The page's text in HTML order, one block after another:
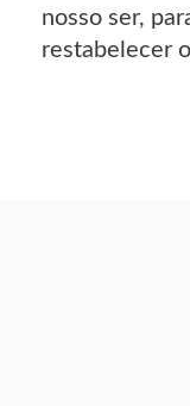
nosso ser,
restabelecer